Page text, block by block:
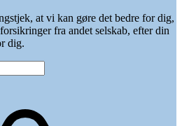
at vi kan gøre det bedre for dig,
fra andet selskab, efter din
dig.